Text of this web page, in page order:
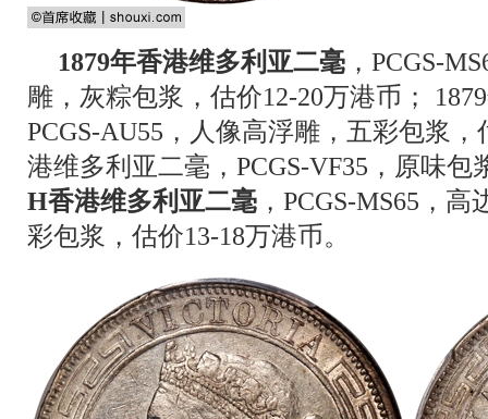
1879年香港维多利亚二毫 ，PCGS-
雕，灰粽包浆，估价12-20万港币；
PCGS-AU55，人像高浮雕，五彩包浆
港维多利亚二毫，PCGS-VF35，原味包
H香港维多利亚二毫 ，PCGS-MS65，
彩包浆，估价13-18万港币。